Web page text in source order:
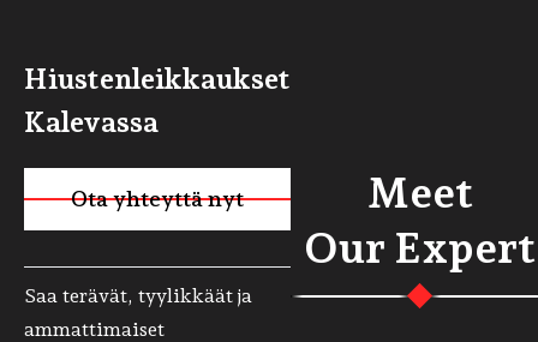
Hiustenleikkaukset
Kalevassa
Ota yhteyttä nyt
Käy sivulla
Saa terävät, tyylikkäät ja
ammattimaiset
Meet
Our Expert